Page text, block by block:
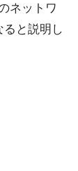
ネットワ
と説明し